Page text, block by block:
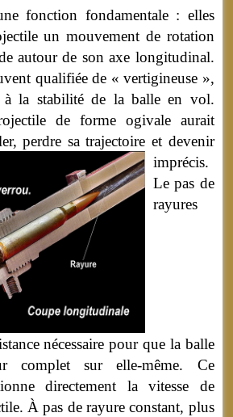
fonction fondamentale : elles
un mouvement de rotation
autour de son axe longitudinal.
qualifiée de « vertigineuse »,
à la stabilité de la balle en vol.
de forme ogivale aurait
perdre sa trajectoire et devenir
imprécis.
Le pas de
rayures
nécessaire pour que la balle
complet sur elle-même. Ce
directement la vitesse de
À pas de rayure constant, plus